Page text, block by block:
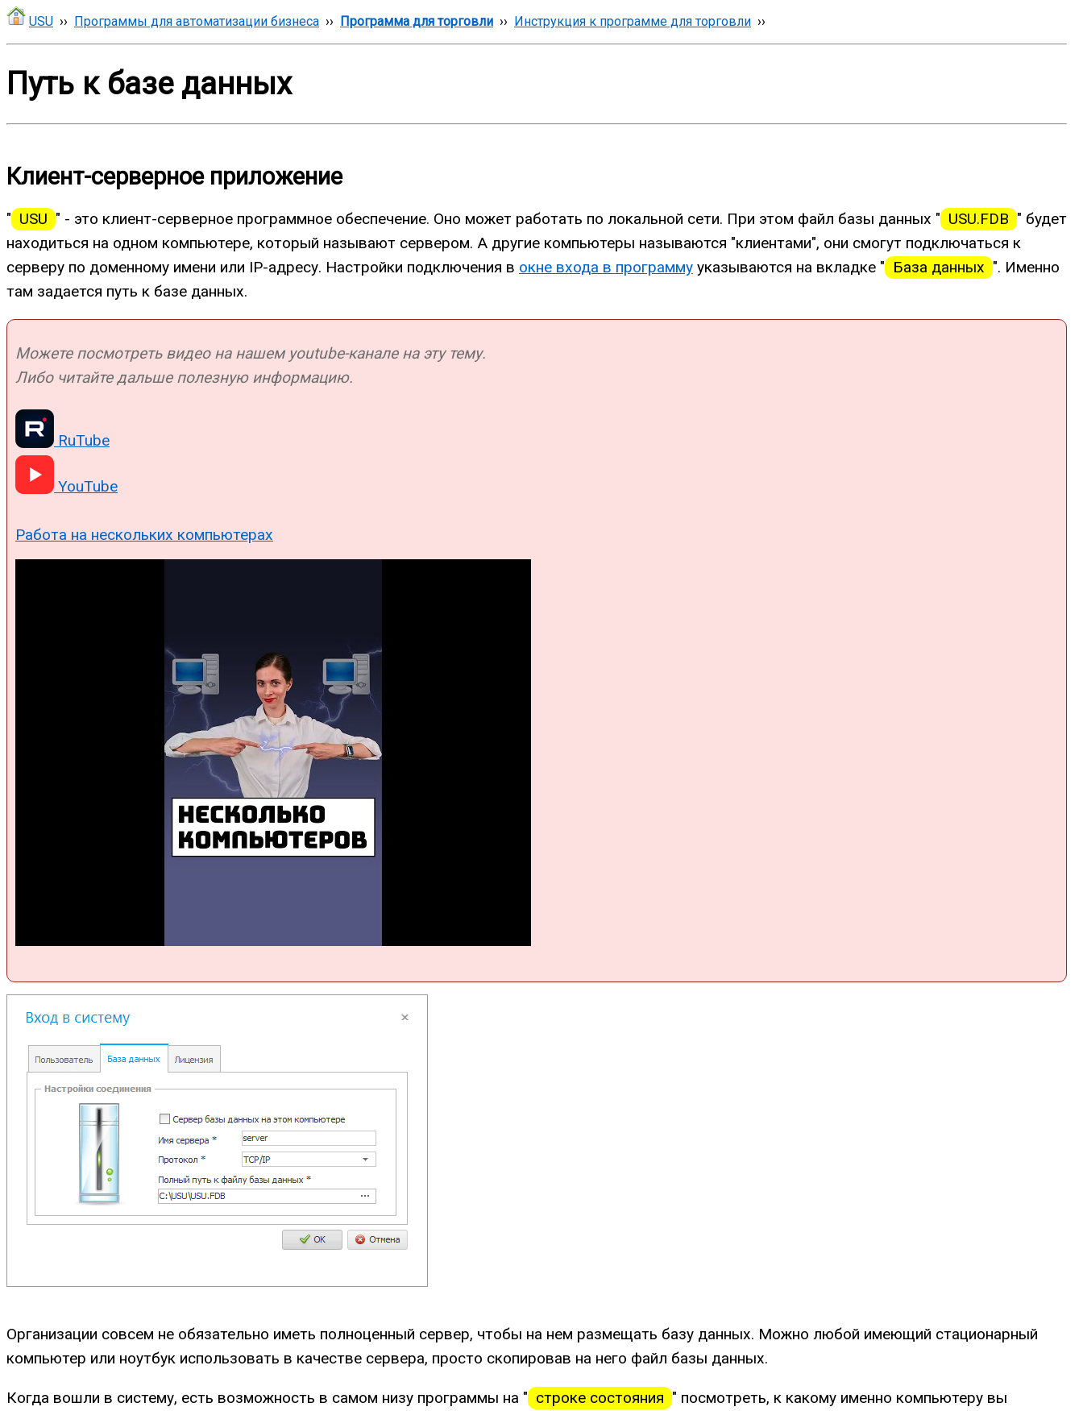
USU ›› Программы для автоматизации бизнеса ›› Программа для торговли ›› Инструкция к программе для торговли ››
Путь к базе данных
Клиент-серверное приложение
" USU " - это клиент-серверное программное обеспечение. Оно может работать по локальной сети. При этом файл базы данных " USU.FDB " будет
находиться на одном компьютере, который называют сервером. А другие компьютеры называются "клиентами", они смогут подключаться к
серверу по доменному имени или IP-адресу. Настройки подключения в окне входа в программу указываются на вкладке " База данных ". Именно
там задается путь к базе данных.
Можете посмотреть видео на нашем youtube-канале на эту тему.
Либо читайте дальше полезную информацию.
RuTube
YouTube
Работа на нескольких компьютерах
Организации совсем не обязательно иметь полноценный сервер, чтобы на нем размещать базу данных. Можно любой имеющий стационарный
компьютер или ноутбук использовать в качестве сервера, просто скопировав на него файл базы данных.
Когда вошли в систему, есть возможность в самом низу программы на " строке состояния " посмотреть, к какому именно компьютеру вы